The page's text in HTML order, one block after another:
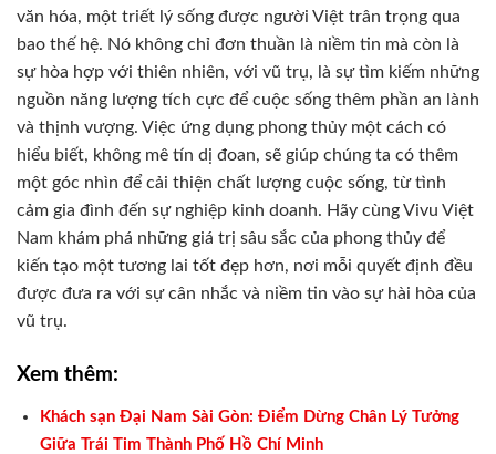
văn hóa, một triết lý sống được người Việt trân trọng qua
bao thế hệ. Nó không chỉ đơn thuần là niềm tin mà còn là
sự hòa hợp với thiên nhiên, với vũ trụ, là sự tìm kiếm những
nguồn năng lượng tích cực để cuộc sống thêm phần an lành
và thịnh vượng. Việc ứng dụng phong thủy một cách có
hiểu biết, không mê tín dị đoan, sẽ giúp chúng ta có thêm
một góc nhìn để cải thiện chất lượng cuộc sống, từ tình
cảm gia đình đến sự nghiệp kinh doanh. Hãy cùng Vivu Việt
Nam khám phá những giá trị sâu sắc của phong thủy để
kiến tạo một tương lai tốt đẹp hơn, nơi mỗi quyết định đều
được đưa ra với sự cân nhắc và niềm tin vào sự hài hòa của
vũ trụ.
Xem thêm:
Khách sạn Đại Nam Sài Gòn: Điểm Dừng Chân Lý Tưởng
Giữa Trái Tim Thành Phố Hồ Chí Minh